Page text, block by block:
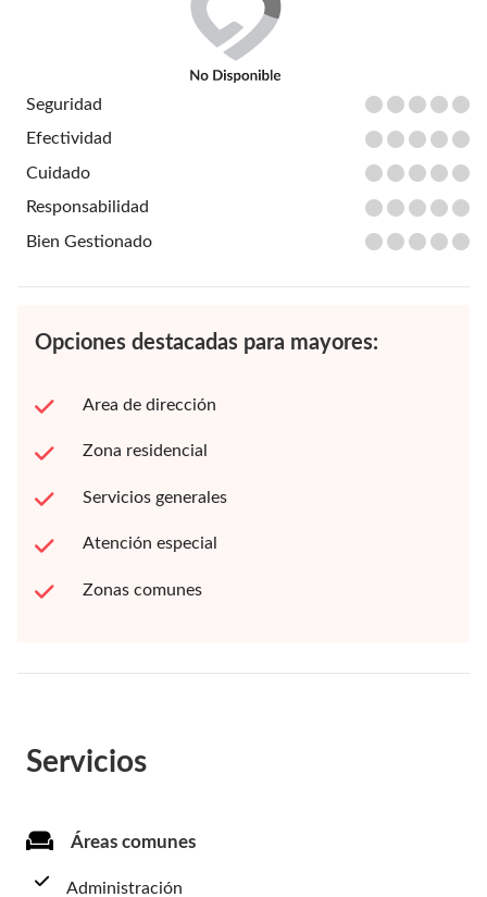
Seguridad
Efectividad
Cuidado
Responsabilidad
Bien Gestionado
Opciones destacadas para mayores:
Area de dirección
Zona residencial
Servicios generales
Atención especial
Zonas comunes
Servicios
Áreas comunes
Administración